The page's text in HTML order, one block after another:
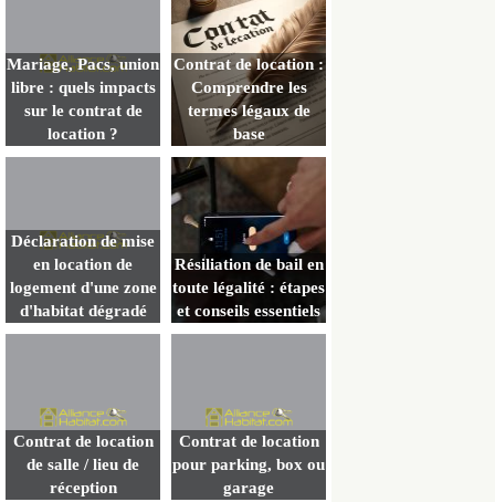
Mariage, Pacs, union
libre : quels impacts
sur le contrat de
location ?
Contrat de location :
Comprendre les
termes légaux de
base
Déclaration de mise
en location de
logement d'une zone
d'habitat dégradé
Résiliation de bail en
toute légalité : étapes
et conseils essentiels
Contrat de location
de salle / lieu de
réception
Contrat de location
pour parking, box ou
garage